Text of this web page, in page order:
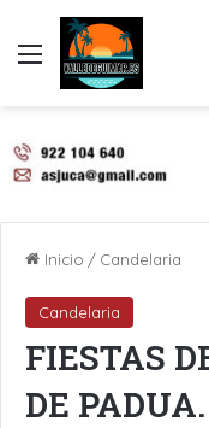
Menú
Inicio / Candelaria
Candelaria
FIESTAS
DE PADUA.